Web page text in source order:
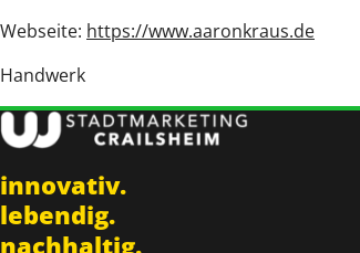
Webseite: https://www.aaronkraus.de
Handwerk
innovativ.
lebendig.
nachhaltig.